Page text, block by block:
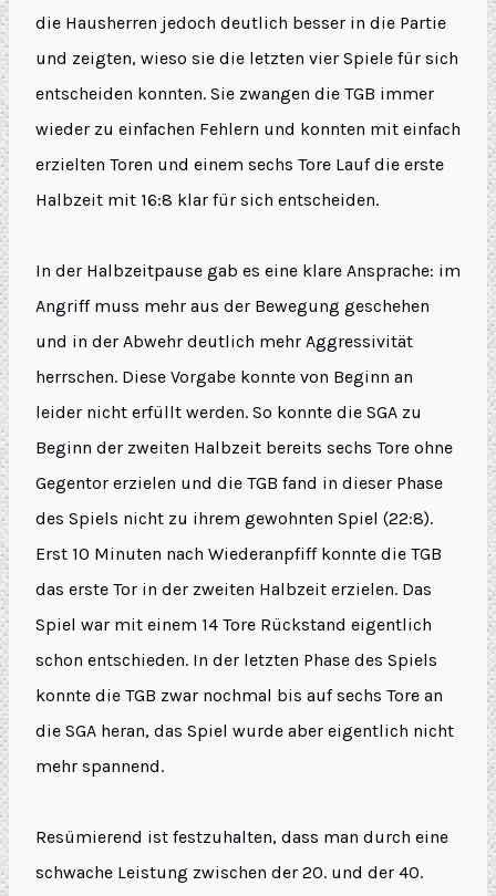
die Hausherren jedoch deutlich besser in die Partie
und zeigten, wieso sie die letzten vier Spiele für sich
entscheiden konnten. Sie zwangen die TGB immer
wieder zu einfachen Fehlern und konnten mit einfach
erzielten Toren und einem sechs Tore Lauf die erste
Halbzeit mit 16:8 klar für sich entscheiden.
In der Halbzeitpause gab es eine klare Ansprache: im
Angriff muss mehr aus der Bewegung geschehen
und in der Abwehr deutlich mehr Aggressivität
herrschen. Diese Vorgabe konnte von Beginn an
leider nicht erfüllt werden. So konnte die SGA zu
Beginn der zweiten Halbzeit bereits sechs Tore ohne
Gegentor erzielen und die TGB fand in dieser Phase
des Spiels nicht zu ihrem gewohnten Spiel (22:8).
Erst 10 Minuten nach Wiederanpfiff konnte die TGB
das erste Tor in der zweiten Halbzeit erzielen. Das
Spiel war mit einem 14 Tore Rückstand eigentlich
schon entschieden. In der letzten Phase des Spiels
konnte die TGB zwar nochmal bis auf sechs Tore an
die SGA heran, das Spiel wurde aber eigentlich nicht
mehr spannend.
Resümierend ist festzuhalten, dass man durch eine
schwache Leistung zwischen der 20. und der 40.